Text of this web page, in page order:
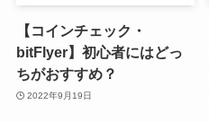
【コインチェック・
bitFlyer】初心者にはどっ
ちがおすすめ？
2022年9月19日